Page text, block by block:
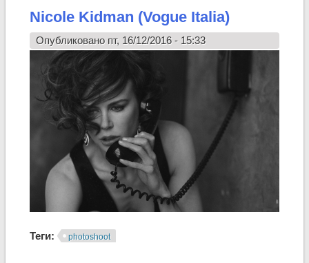
Nicole Kidman (Vogue Italia)
Опубликовано пт, 16/12/2016 - 15:33
Теги: photoshoot